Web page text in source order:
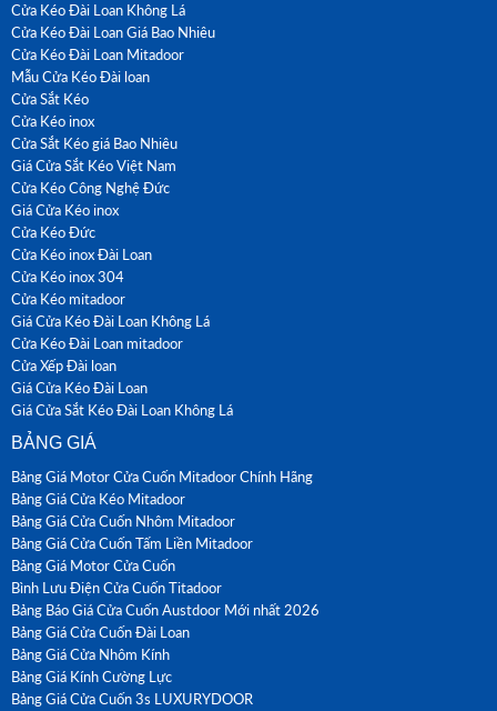
Cửa Kéo Đài Loan Không Lá
Cửa Kéo Đài Loan Giá Bao Nhiêu
Cửa Kéo Đài Loan Mitadoor
Mẫu Cửa Kéo Đài loan
Cửa Sắt Kéo
Cửa Kéo inox
Cửa Sắt Kéo giá Bao Nhiêu
Giá Cửa Sắt Kéo Việt Nam
Cửa Kéo Công Nghệ Đức
Giá Cửa Kéo inox
Cửa Kéo Đức
Cửa Kéo inox Đài Loan
Cửa Kéo inox 304
Cửa Kéo mitadoor
Giá Cửa Kéo Đài Loan Không Lá
Cửa Kéo Đài Loan mitadoor
Cửa Xếp Đài loan
Giá Cửa Kéo Đài Loan
Giá Cửa Sắt Kéo Đài Loan Không Lá
BẢNG GIÁ
Bảng Giá Motor Cửa Cuốn Mitadoor Chính Hãng
Bảng Giá Cửa Kéo Mitadoor
Bảng Giá Cửa Cuốn Nhôm Mitadoor
Bảng Giá Cửa Cuốn Tấm Liền Mitadoor
Bảng Giá Motor Cửa Cuốn
Bình Lưu Điện Cửa Cuốn Titadoor
Bảng Báo Giá Cửa Cuốn Austdoor Mới nhất 2026
Bảng Giá Cửa Cuốn Đài Loan
Bảng Giá Cửa Nhôm Kính
Bảng Giá Kính Cường Lực
Bảng Giá Cửa Cuốn 3s LUXURYDOOR